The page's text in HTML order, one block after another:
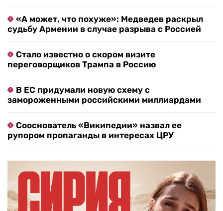
«А может, что похуже»: Медведев раскрыл
судьбу Армении в случае разрыва с Россией
Стало известно о скором визите
переговорщиков Трампа в Россию
В ЕС придумали новую схему с
замороженными российскими миллиардами
Сооснователь «Википедии» назвал ее
рупором пропаганды в интересах ЦРУ